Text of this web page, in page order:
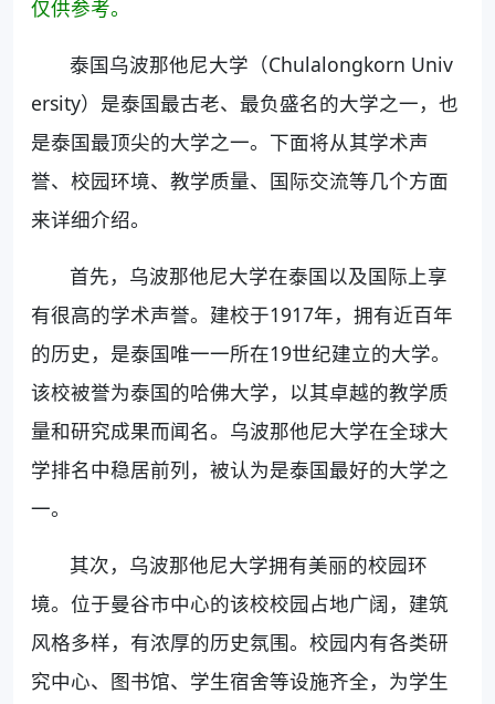
仅供参考。
泰国乌波那他尼大学（Chulalongkorn Univ
ersity）是泰国最古老、最负盛名的大学之一，也
是泰国最顶尖的大学之一。下面将从其学术声
誉、校园环境、教学质量、国际交流等几个方面
来详细介绍。
首先，乌波那他尼大学在泰国以及国际上享
有很高的学术声誉。建校于1917年，拥有近百年
的历史，是泰国唯一一所在19世纪建立的大学。
该校被誉为泰国的哈佛大学，以其卓越的教学质
量和研究成果而闻名。乌波那他尼大学在全球大
学排名中稳居前列，被认为是泰国最好的大学之
一。
其次，乌波那他尼大学拥有美丽的校园环
境。位于曼谷市中心的该校校园占地广阔，建筑
风格多样，有浓厚的历史氛围。校园内有各类研
究中心、图书馆、学生宿舍等设施齐全，为学生